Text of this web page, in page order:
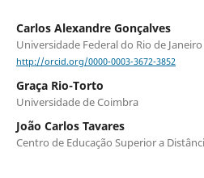
Carlos Alexandre Gonçalves
Universidade Federal do Rio de Janeiro
http://orcid.org/0000-0003-3672-3852
Graça Rio-Torto
Universidade de Coimbra
João Carlos Tavares
Centro de Educação Superior a